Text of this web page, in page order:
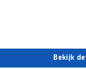
Bekijk